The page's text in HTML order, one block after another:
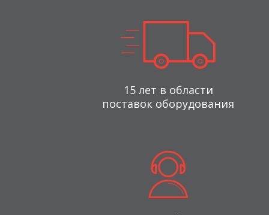
15 лет в области
поставок оборудования